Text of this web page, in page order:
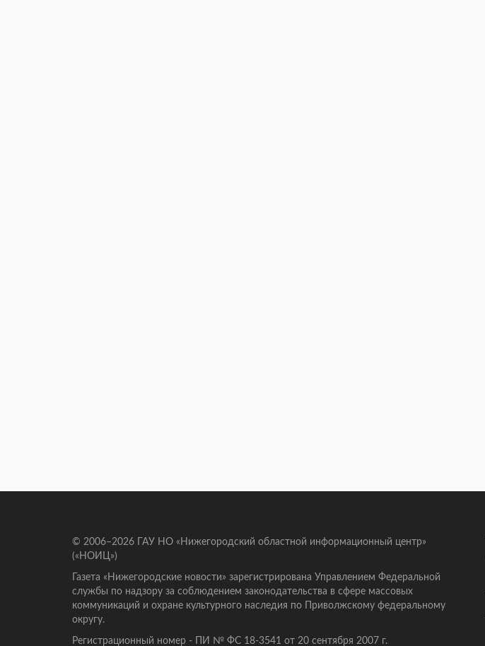
© 2006–2026 ГАУ НО «Нижегородский областной информационный центр»
(«НОИЦ»)
Газета «Нижегородские новости» зарегистрирована Управлением Федеральной
службы по надзору за соблюдением законодательства в сфере массовых
коммуникаций и охране культурного наследия по Приволжскому федеральному
округу.
Регистрационный номер - ПИ № ФС 18-3541 от 20 сентября 2007 г.